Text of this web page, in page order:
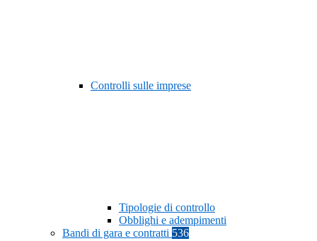
Controlli sulle imprese
Tipologie di controllo
Obblighi e adempimenti
Bandi di gara e contratti 536